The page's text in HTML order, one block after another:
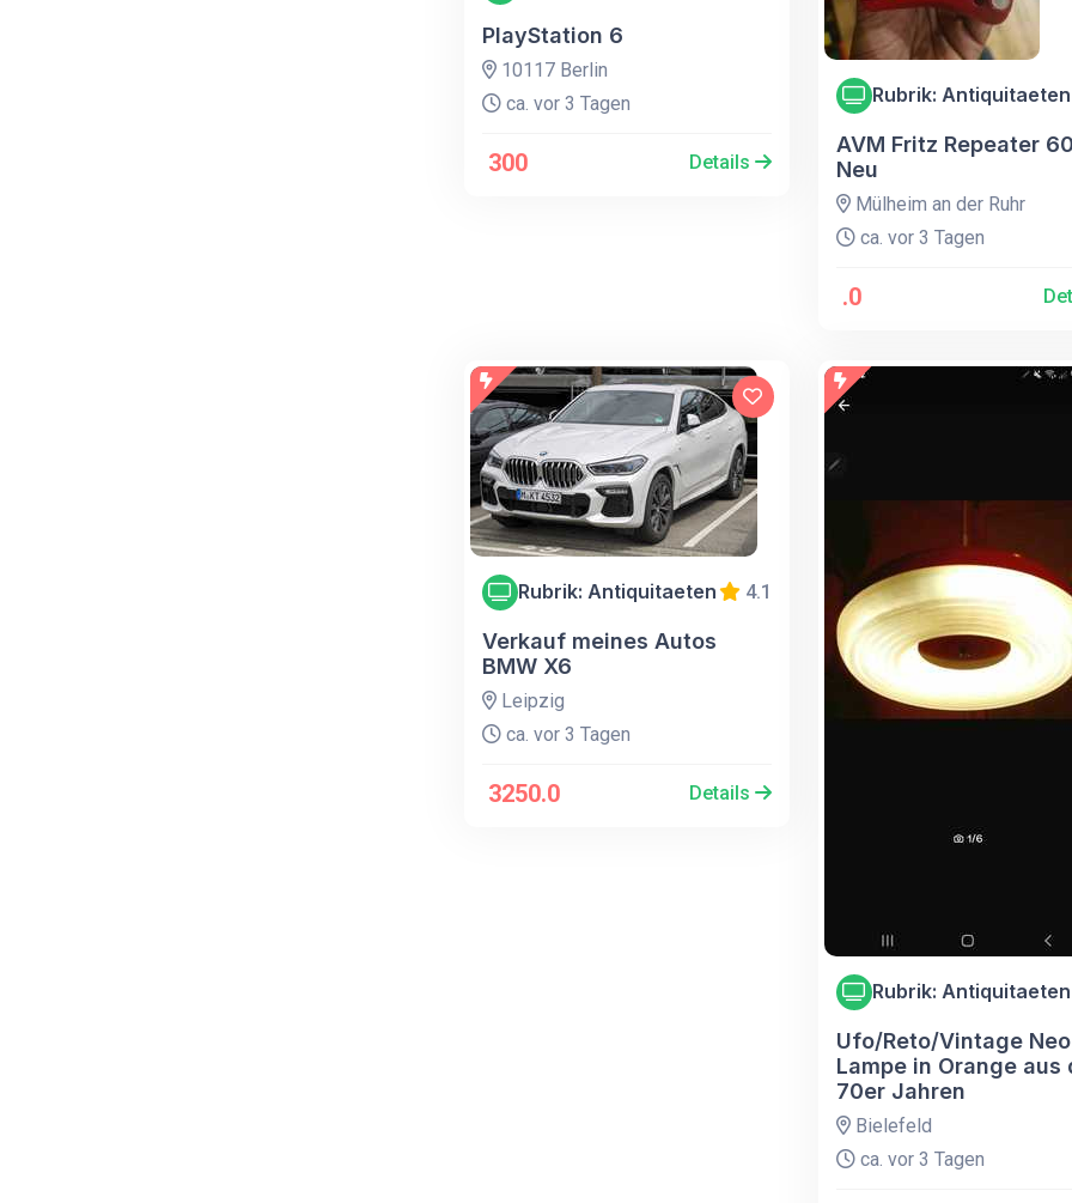
PlayStation 6
10117 Berlin
ca. vor 3 Tagen
300 Details
Rubrik: Antiquitaeten
AVM Fritz Repeater
Neu
Mülheim an der Ruhr
ca. vor 3 Tagen
.0
Rubrik: Antiquitaeten 4.1
Verkauf meines Autos
BMW X6
Leipzig
ca. vor 3 Tagen
3250.0 Details
Rubrik: Antiquitaeten
Ufo/Reto/Vintage
Lampe in Orange aus
70er Jahren
Bielefeld
ca. vor 3 Tagen